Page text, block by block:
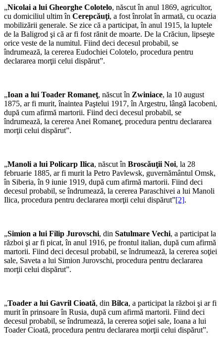
„Nicolai a lui Gheorghe Colotelo, născut în anul 1869, agricultor,
cu domiciliul ultim în Cerepcăuţi, a fost înrolat în armată, cu ocazia
mobilizării generale. Se zice că a participat, în anul 1915, la luptele
de la Baligrod şi că ar fi fost rănit de moarte. De la Crăciun, lipseşte
orice veste de la numitul. Fiind deci decesul probabil, se
îndrumează, la cererea Eudochiei Colotelo, procedura pentru
declararea morţii celui dispărut”.
„Ioan a lui Toader Romaneţ, născut în Zwiniace, la 10 august
1875, ar fi murit, înaintea Paştelui 1917, în Argestru, lângă Iacobeni,
după cum afirmă martorii. Fiind deci decesul probabil, se
îndrumează, la cererea Anei Romaneţ, procedura pentru declararea
morţii celui dispărut”.
„Manoli a lui Policarp Ilica, născut în Broscăuţii Noi, la 28
februarie 1885, ar fi murit la Petro Pavlewsk, guvernământul Omsk,
în Siberia, în 9 iunie 1919, după cum afirmă martorii. Fiind deci
decesul probabil, se îndrumează, la cererea Paraschivei a lui Manoli
Ilica, procedura pentru declararea morţii celui dispărut”[2].
„Simion a lui Filip Jurovschi, din Satulmare Vechi, a participat la
război şi ar fi picat, în anul 1916, pe frontul italian, după cum afirmă
martorii. Fiind deci decesul probabil, se îndrumează, la cererea soţiei
sale, Saveta a lui Simion Jurovschi, procedura pentru declararea
morţii celui dispărut”.
„Toader a lui Gavril Cioată, din Bilca, a participat la război şi ar fi
murit în prinsoare în Rusia, după cum afirmă martorii. Fiind deci
decesul probabil, se îndrumează, la cererea soţiei sale, Ioana a lui
Toader Cioată, procedura pentru declararea morţii celui dispărut”.